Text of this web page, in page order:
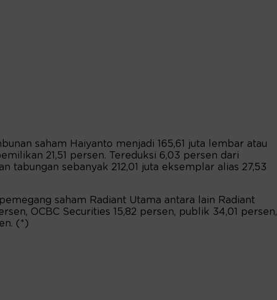
saham Haiyanto menjadi 165,61 juta lembar atau
21,51 persen. Tereduksi 6,03 persen dari
tabungan sebanyak 212,01 juta eksemplar alias 27,53
saham Radiant Utama antara lain Radiant
OCBC Securities 15,82 persen, publik 34,01 persen,
(*)